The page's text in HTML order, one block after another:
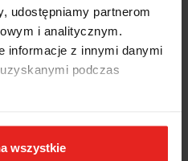
udostępniamy partnerom
i analitycznym.
informacje z innymi danymi
podczas
wszystkie
DIN 6527 L VHM 45G HB Z3
rowków, obróbki zgrubnej, do